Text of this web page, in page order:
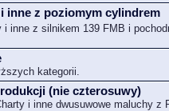
inne z poziomym cylindrem
i inne z silnikem 139 FMB i
kategorii.
(nie czterosuwy)
i inne dwusuwowe maluchy z